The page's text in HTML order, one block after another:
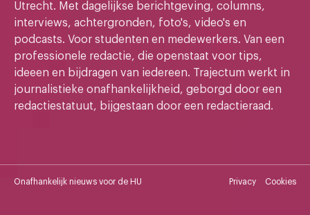
Utrecht. Met dagelijkse berichtgeving, columns,
interviews, achtergronden, foto's, video's en
podcasts. Voor studenten en medewerkers. Van een
professionele redactie, die openstaat voor tips,
ideeen en bijdragen van iedereen. Trajectum werkt in
journalistieke onafhankelijkheid, geborgd door een
redactiestatuut, bijgestaan door een redactieraad.
Onafhankelijk nieuws voor de HU Privacy Cookies